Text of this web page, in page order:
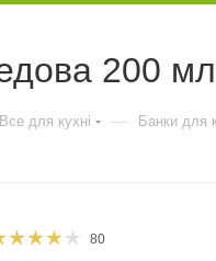
200
Все для кухні — Банки для
80